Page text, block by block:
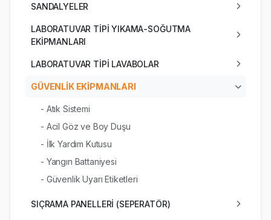
SANDALYELER
LABORATUVAR TİPİ YIKAMA-SOĞUTMA
EKİPMANLARI
LABORATUVAR TİPİ LAVABOLAR
GÜVENLİK EKİPMANLARI
- Atık Sistemi
- Acil Göz ve Boy Duşu
- İlk Yardım Kutusu
- Yangın Battaniyesi
- Güvenlik Uyarı Etiketleri
SIÇRAMA PANELLERİ (SEPERATÖR)